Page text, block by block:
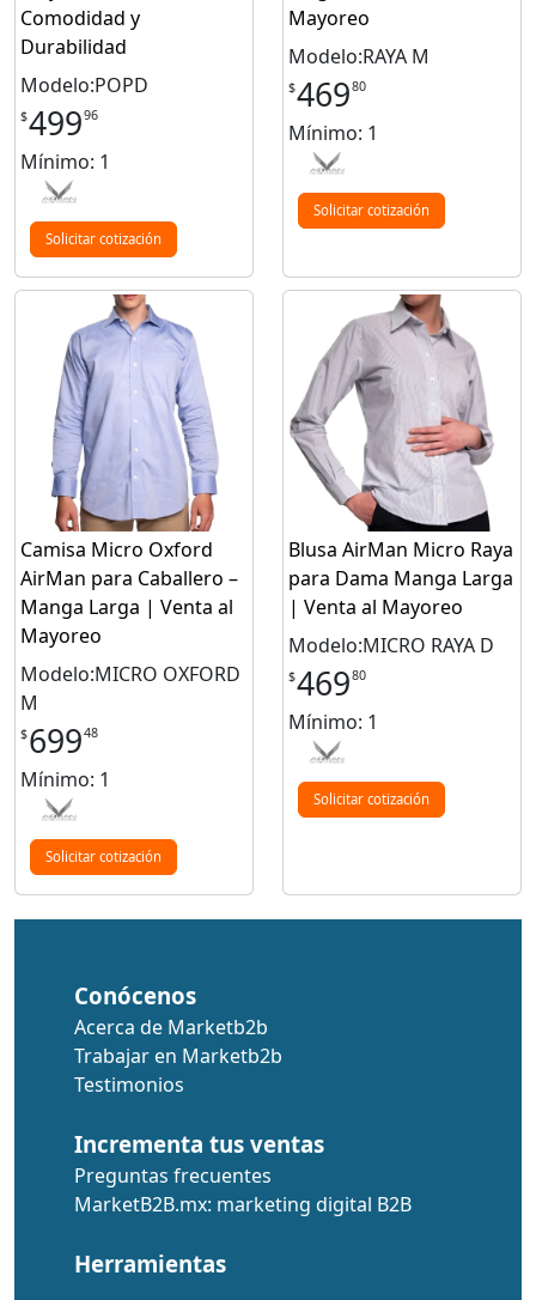
Comodidad y
Durabilidad
Modelo:POPD
$49996
Mínimo: 1
Solicitar cotización
Mayoreo
Modelo:RAYA M
$46980
Mínimo: 1
Solicitar cotización
Camisa Micro Oxford
AirMan para Caballero –
Manga Larga | Venta al
Mayoreo
Modelo:MICRO OXFORD
M
$69948
Mínimo: 1
Solicitar cotización
Blusa AirMan Micro Raya
para Dama Manga Larga
| Venta al Mayoreo
Modelo:MICRO RAYA D
$46980
Mínimo: 1
Solicitar cotización
Conócenos
Acerca de Marketb2b
Trabajar en Marketb2b
Testimonios
Incrementa tus ventas
Preguntas frecuentes
MarketB2B.mx: marketing digital B2B
Herramientas